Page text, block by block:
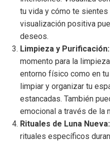
tu vida y cómo te
visualización positiva
deseos.
Limpieza y Purificación:
momento para la
entorno físico como en
limpiar y organizar tu
estancadas. También
emocional a través de la
Rituales de Luna Nueva:
rituales específicos